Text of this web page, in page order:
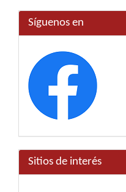
Síguenos en
Sitios de interés